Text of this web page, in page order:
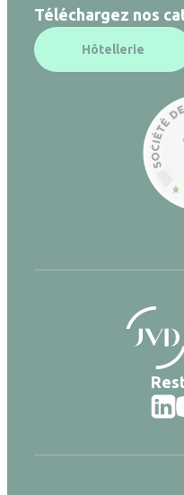
Téléchargez nos
Hôtellerie